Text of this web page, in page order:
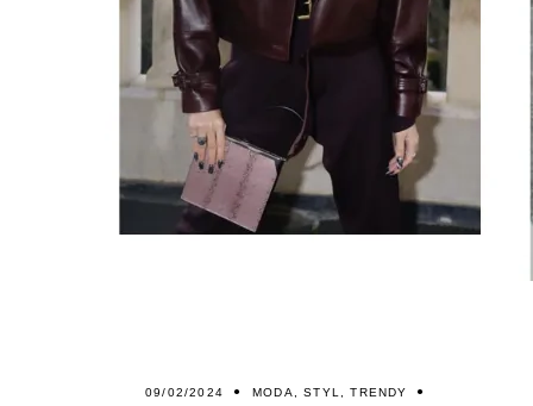
09/02/2024 MODA ,STYL ,TRENDY